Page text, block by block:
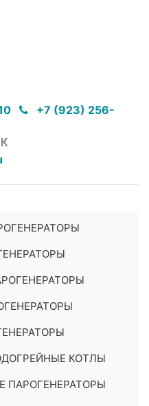
+7 (923) 256-
КОТЛЫ
ПАРОГЕНЕРАТОРЫ